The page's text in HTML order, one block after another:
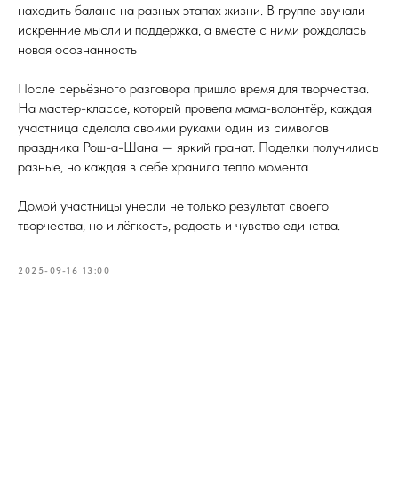
находить баланс на разных этапах жизни. В группе звучали
искренние мысли и поддержка, а вместе с ними рождалась
новая осознанность
После серьёзного разговора пришло время для творчества.
На мастер-классе, который провела мама-волонтёр, каждая
участница сделала своими руками один из символов
праздника Рош-а-Шана — яркий гранат. Поделки получились
разные, но каждая в себе хранила тепло момента
Домой участницы унесли не только результат своего
творчества, но и лёгкость, радость и чувство единства.
2025-09-16 13:00